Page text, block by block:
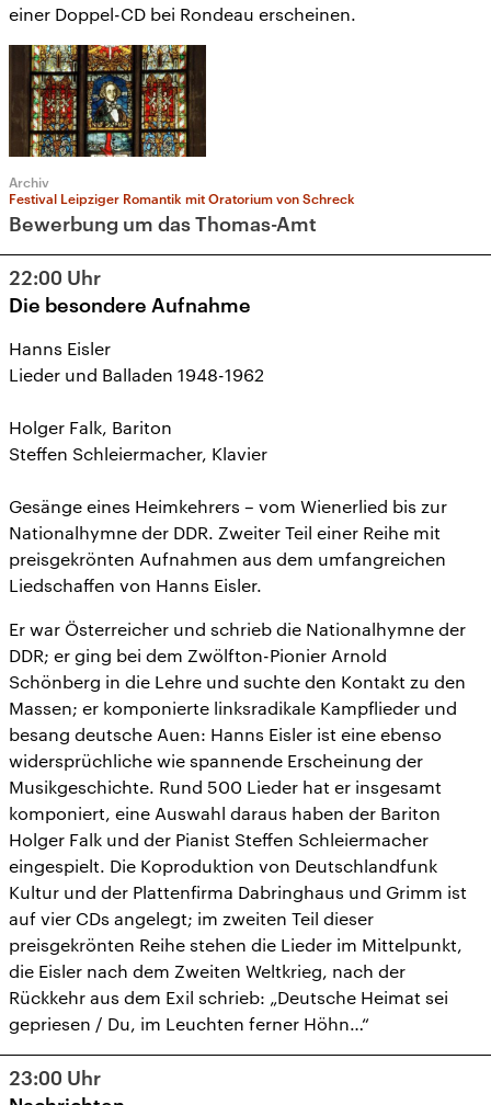
einer Doppel-CD bei Rondeau erscheinen.
Archiv
Festival Leipziger Romantik mit Oratorium von Schreck
Bewerbung um das Thomas-Amt
22:00 Uhr
Die besondere Aufnahme
Hanns Eisler
Lieder und Balladen 1948-1962
Holger Falk, Bariton
Steffen Schleiermacher, Klavier
Gesänge eines Heimkehrers – vom Wienerlied bis zur
Nationalhymne der DDR. Zweiter Teil einer Reihe mit
preisgekrönten Aufnahmen aus dem umfangreichen
Liedschaffen von Hanns Eisler.
Er war Österreicher und schrieb die Nationalhymne der
DDR; er ging bei dem Zwölfton-Pionier Arnold
Schönberg in die Lehre und suchte den Kontakt zu den
Massen; er komponierte linksradikale Kampflieder und
besang deutsche Auen: Hanns Eisler ist eine ebenso
widersprüchliche wie spannende Erscheinung der
Musikgeschichte. Rund 500 Lieder hat er insgesamt
komponiert, eine Auswahl daraus haben der Bariton
Holger Falk und der Pianist Steffen Schleiermacher
eingespielt. Die Koproduktion von Deutschlandfunk
Kultur und der Plattenfirma Dabringhaus und Grimm ist
auf vier CDs angelegt; im zweiten Teil dieser
preisgekrönten Reihe stehen die Lieder im Mittelpunkt,
die Eisler nach dem Zweiten Weltkrieg, nach der
Rückkehr aus dem Exil schrieb: „Deutsche Heimat sei
gepriesen / Du, im Leuchten ferner Höhn…“
23:00 Uhr